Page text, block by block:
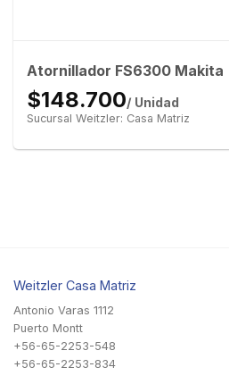
Atornillador FS6300 Makita
$148.700/ Unidad
Sucursal Weitzler: Casa Matriz
Weitzler Casa Matriz
Antonio Varas 1112
Puerto Montt
+56-65-2253-548
+56-65-2253-834